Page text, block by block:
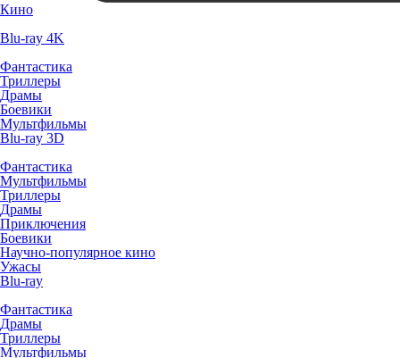
Кино
Blu-ray 4K
Фантастика
Триллеры
Драмы
Боевики
Мультфильмы
Blu-ray 3D
Фантастика
Мультфильмы
Триллеры
Драмы
Приключения
Боевики
Научно-популярное кино
Ужасы
Blu-ray
Фантастика
Драмы
Триллеры
Мультфильмы